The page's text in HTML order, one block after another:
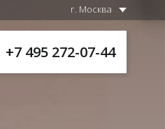
г. Москва
+7 495 272-07-44